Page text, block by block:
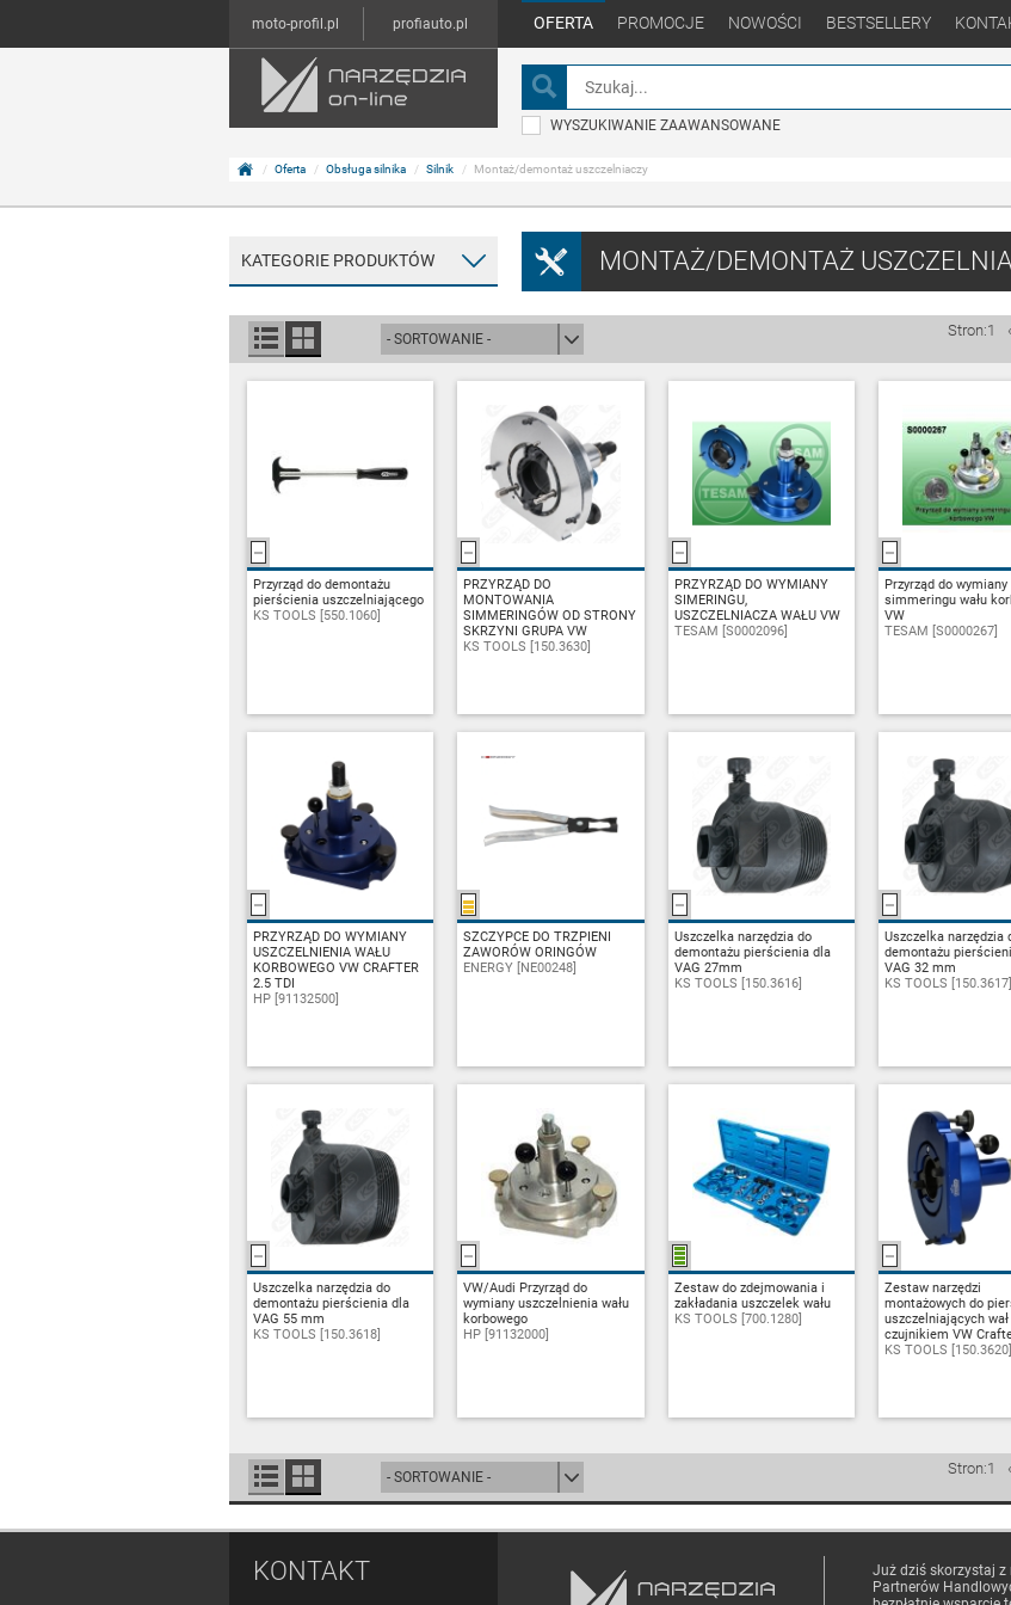
moto-profil.pl profiauto.pl OFERTA PROMOCJE NOWOŚCI BESTSELLERY
WYSZUKIWANIE ZAAWANSOWANE
Oferta Obsługa silnika Silnik Montaż/demontaż uszczelniaczy
KATEGORIE PRODUKTÓW MONTAŻ/DEMONTAŻ
Stron:1
ZAPYTAJ
Przyrząd do demontażu
pierścienia uszczelniającego
KS TOOLS [550.1060]
ZAPYTAJ
PRZYRZĄD DO
MONTOWANIA
SIMMERINGÓW OD STRONY
SKRZYNI GRUPA VW
KS TOOLS [150.3630]
ZAPYTAJ
PRZYRZĄD DO WYMIANY
SIMERINGU,
USZCZELNIACZA WAŁU VW
TESAM [S0002096]
ZAPYTAJ
Przyrząd do wymiany
simmeringu wału
VW
TESAM [S0000267]
ZAPYTAJ
PRZYRZĄD DO WYMIANY
USZCZELNIENIA WAŁU
KORBOWEGO VW CRAFTER
2.5 TDI
HP [91132500]
ZAPYTAJ
SZCZYPCE DO TRZPIENI
ZAWORÓW ORINGÓW
ENERGY [NE00248]
ZAPYTAJ
Uszczelka narzędzia do
demontażu pierścienia dla
VAG 27mm
KS TOOLS [150.3616]
ZAPYTAJ
Uszczelka narzędzia
demontażu
VAG 32 mm
KS TOOLS [150.3617]
ZAPYTAJ
Uszczelka narzędzia do
demontażu pierścienia dla
VAG 55 mm
KS TOOLS [150.3618]
ZAPYTAJ
VW/Audi Przyrząd do
wymiany uszczelnienia wału
korbowego
HP [91132000]
ZAPYTAJ
Zestaw do zdejmowania i
zakładania uszczelek wału
KS TOOLS [700.1280]
ZAPYTAJ
Zestaw narzędzi
montażowych do
uszczelniających wał
czujnikiem VW
KS TOOLS [150.3620]
Stron:1
KONTAKT
Już dziś skorzystaj
Partnerów